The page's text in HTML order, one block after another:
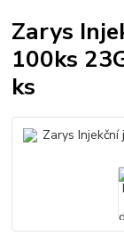
Zarys
100ks
ks